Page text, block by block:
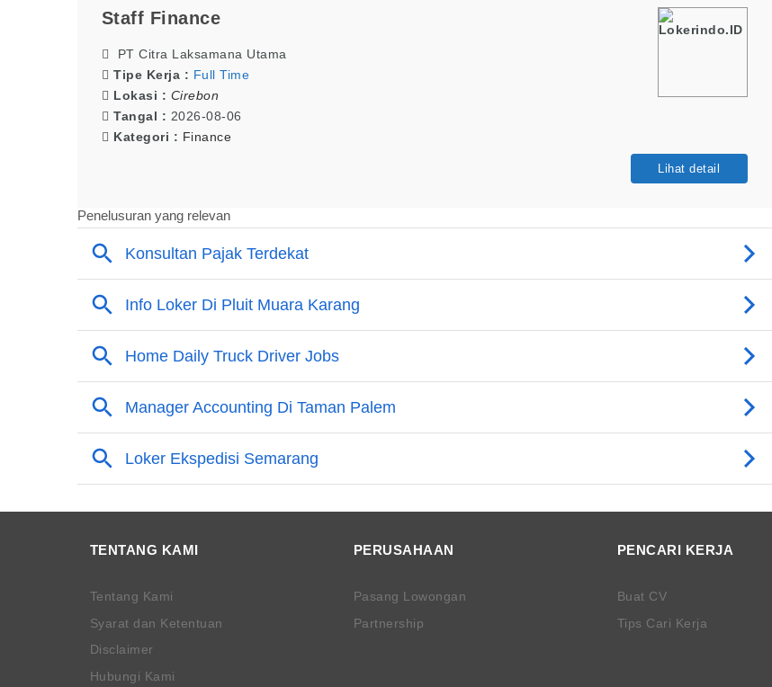
Staff Finance
PT Citra Laksamana Utama
Tipe Kerja : Full Time
Lokasi : Cirebon
Tangal : 2026-08-06
Kategori : Finance
Lihat detail
TENTANG KAMI
Tentang Kami
Syarat dan Ketentuan
Disclaimer
Hubungi Kami
PERUSAHAAN
Pasang Lowongan
Partnership
PENCARI KERJA
Buat CV
Tips Cari Kerja